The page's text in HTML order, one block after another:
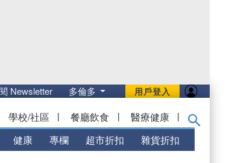
用戶登入
Newsletter 多倫多
學校/社區 | 餐廳飲食 | 醫療健康 |
健康 專欄 超市折扣 雜貨折扣